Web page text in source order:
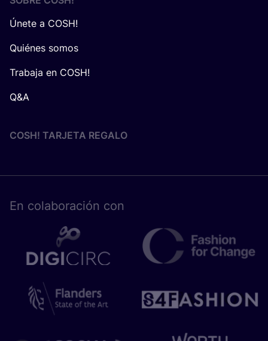
Únete a COSH!
Quiénes somos
Trabaja en COSH!
Q&A
COSH! TARJETA REGALO
En cola­bo­ra­ción con